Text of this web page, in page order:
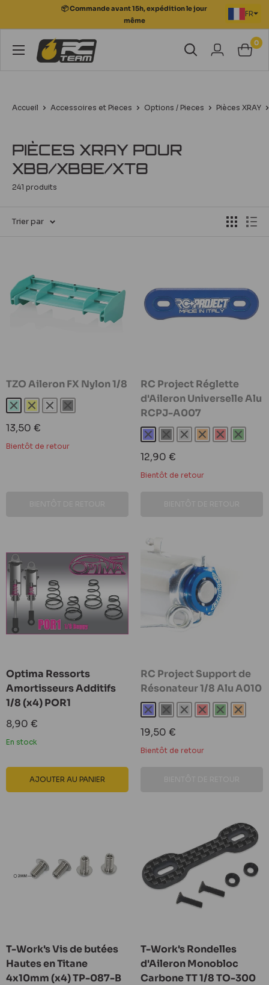
📦 Commande avant 15h, expédition le jour
même
FR
RC
Team
0
Accueil Accessoires et Pieces Options / Pieces Pièces XRAY
PIÈCES XRAY POUR
XB8/XB8E/XT8
241 produits
Trier par
TZO Aileron FX Nylon 1/8
Turquoise
JauneBlancNoir
Prix
réduit
13,50 €
Bientôt de retour
RC Project Réglette
d'Aileron Universelle Alu
RCPJ-A007
Bleu Noir Gris OrangeRougeVert
Prix
réduit
12,90 €
Bientôt de retour
Optima Ressorts
Amortisseurs Additifs
1/8 (x4) POR1
Prix
réduit
8,90 €
En stock
AJOUTER AU PANIER
RC Project Support de
Résonateur 1/8 Alu A010
Bleu Noir Gris RougeVert Orange
Prix
réduit
19,50 €
Bientôt de retour
T-Work's Vis de butées
Hautes en Titane
4x10mm (x4) TP-087-B
T-Work's Rondelles
d'Aileron Monobloc
Carbone TT 1/8 TO-300